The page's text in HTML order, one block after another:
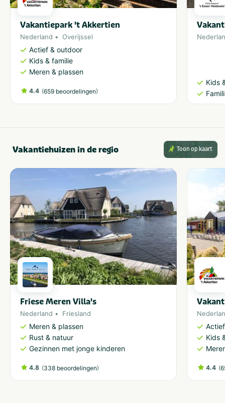
Vakantiepark 't Akkertien
Nederland Overijssel
Actief & outdoor
Kids & familie
Meren & plassen
4.4 (659 beoordelingen)
Kids
Vakantiehuizen in de regio Toon op kaart
Friese Meren Villa's
Nederland Friesland
Meren & plassen
Rust & natuur
Gezinnen met jonge kinderen
4.8 (338 beoordelingen)
Kids
4.4 (